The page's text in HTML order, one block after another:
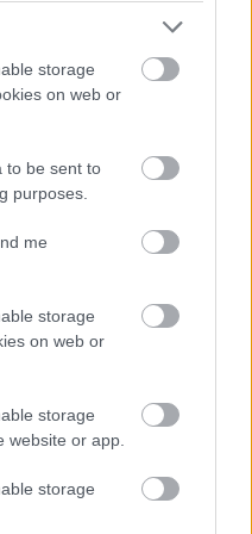
storage
on web or
to be sent to
purposes.
me
storage
on web or
storage
website or app.
storage
a munkavállaló
iránt, de nem
munkavállalói lojalitás
került a kutatások
szerint hatalmas
az egyes cégek,
nemzetgazdaságok
számos oka van, de a
illetve a
amelyek bár
hoztak, mindegyikből az